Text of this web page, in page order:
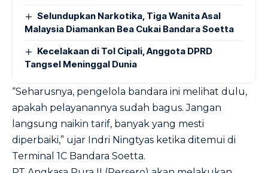
Selundupkan Narkotika, Tiga Wanita Asal
Malaysia Diamankan Bea Cukai Bandara Soetta
Kecelakaan di Tol Cipali, Anggota DPRD
Tangsel Meninggal Dunia
“Seharusnya, pengelola bandara ini melihat dulu,
apakah pelayanannya sudah bagus. Jangan
langsung naikin tarif, banyak yang mesti
diperbaiki,” ujar Indri Ningtyas ketika ditemui di
Terminal 1C Bandara Soetta.